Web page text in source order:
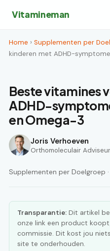
Vitamineman
Home › Supplementen per
kinderen met ADHD-
Beste vitamines
ADHD-
en Omega-3
Joris Verhoeven
Orthomoleculair
Supplementen per Doelgroep
Transparantie: Dit artikel
onze link een product
commissie. Dit kost jou
site te onderhouden.